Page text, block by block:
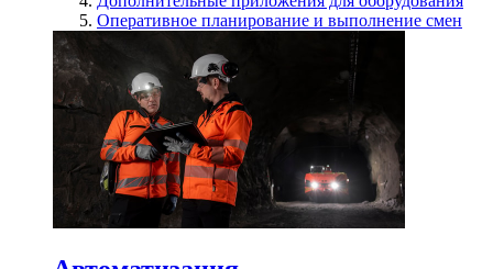
Оперативное планирование и выполнение смен